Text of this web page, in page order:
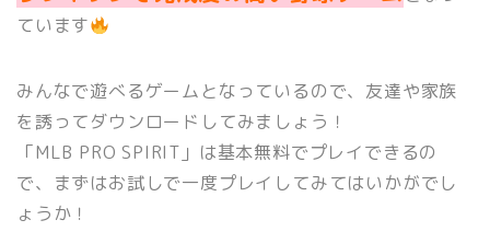
ています
みんなで遊べるゲームとなっているので、友達や家族
を誘ってダウンロードしてみましょう！
「MLB PRO SPIRIT」は基本無料でプレイできるの
で、まずはお試しで一度プレイしてみてはいかがでし
ょうか！